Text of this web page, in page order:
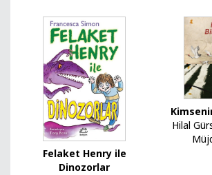
Felaket Henry ile
Dinozorlar
Hilal